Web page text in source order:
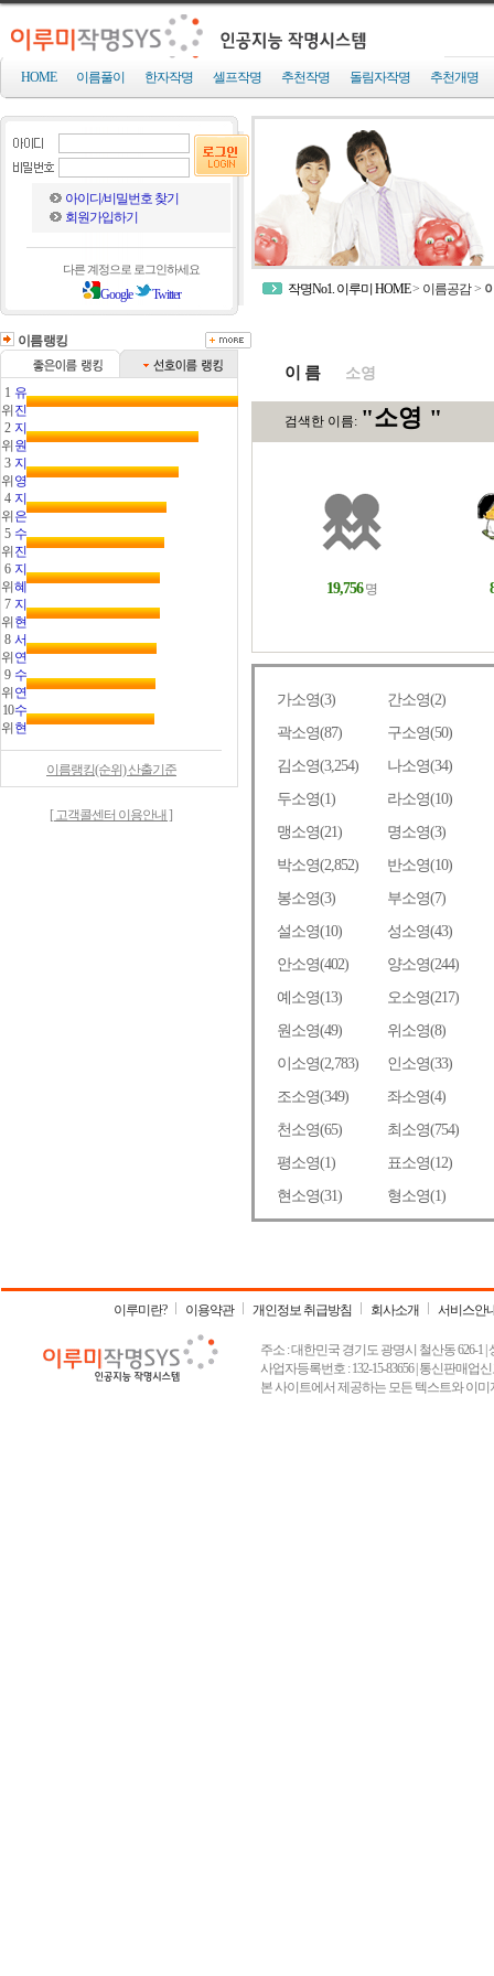
HOME 이름풀이 한자작명 셀프작명 추천작명 돌림자작명 추천개명
아이디/비밀번호 찾기
회원가입하기
다른 계정으로 로그인하세요
Google Twitter
이름랭킹
1
위
유
진
2
위
지
원
3
위
지
영
4
위
지
은
5
위
수
진
6
위
지
혜
7
위
지
현
8
위
서
연
9
위
수
연
10
위
수
현
이름랭킹(순위) 산출기준
[ 고객콜센터 이용안내 ]
작명No1. 이루미 HOME> 이름공감>
이 름
이루미란? 이용약관 개인정보 취급방침 회사소개 서비스안
주소 : 대한민국 경기도 광명시 철산동 626-1 |
사업자등록번호 : 132-15-83656 | 통신판매업
본 사이트에서 제공하는 모든 텍스트와 이